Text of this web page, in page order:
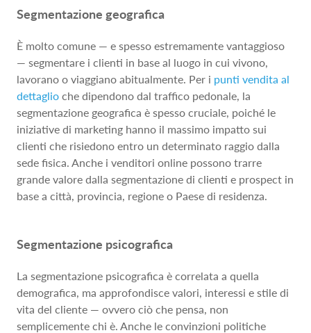
Segmentazione geografica
È molto comune — e spesso estremamente vantaggioso
— segmentare i clienti in base al luogo in cui vivono,
lavorano o viaggiano abitualmente. Per i punti vendita al
dettaglio che dipendono dal traffico pedonale, la
segmentazione geografica è spesso cruciale, poiché le
iniziative di marketing hanno il massimo impatto sui
clienti che risiedono entro un determinato raggio dalla
sede fisica. Anche i venditori online possono trarre
grande valore dalla segmentazione di clienti e prospect in
base a città, provincia, regione o Paese di residenza.
Segmentazione psicografica
La segmentazione psicografica è correlata a quella
demografica, ma approfondisce valori, interessi e stile di
vita del cliente — ovvero ciò che pensa, non
semplicemente chi è. Anche le convinzioni politiche